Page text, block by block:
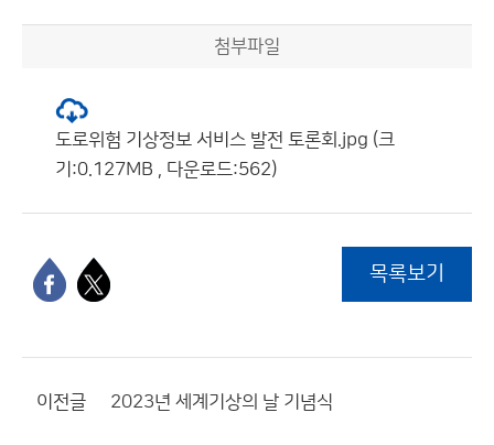
첨부파일
도로위험 기상정보 서비스 발전 토론회.jpg (크
기:0.127MB , 다운로드:562)
목록보기
이전글 2023년 세계기상의 날 기념식